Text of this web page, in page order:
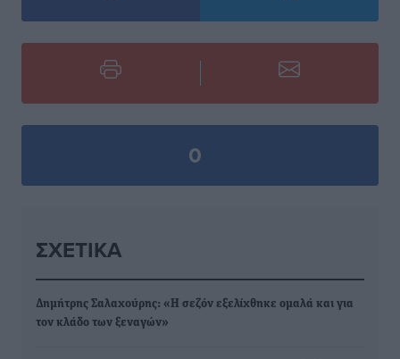
0
ΣΧΕΤΙΚΆ
Δημήτρης Σαλαχούρης: «Η σεζόν εξελίχθηκε ομαλά και για
τον κλάδο των ξεναγών»